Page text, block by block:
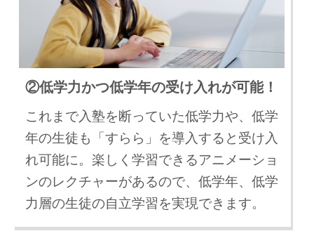
②低学力かつ低学年の受け入れが可能！
これまで入塾を断っていた低学力や、低学
年の生徒も「すらら」を導入すると受け入
れ可能に。楽しく学習できるアニメーショ
ンのレクチャーがあるので、低学年、低学
力層の生徒の自立学習を実現できます。